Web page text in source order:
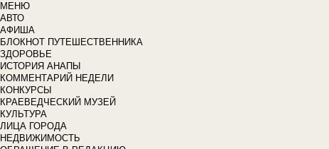
МЕНЮ
АВТО
АФИША
БЛОКНОТ ПУТЕШЕСТВЕННИКА
ЗДОРОВЬЕ
ИСТОРИЯ АНАПЫ
КОММЕНТАРИЙ НЕДЕЛИ
КОНКУРСЫ
КРАЕВЕДЧЕСКИЙ МУЗЕЙ
КУЛЬТУРА
ЛИЦА ГОРОДА
НЕДВИЖИМОСТЬ